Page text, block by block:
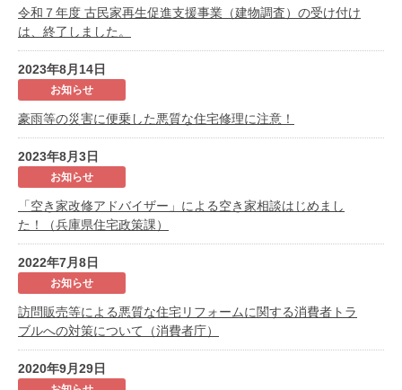
令和７年度 古民家再生促進支援事業（建物調査）の受け付け
は、終了しました。
2023年8月14日
お知らせ
豪雨等の災害に便乗した悪質な住宅修理に注意！
2023年8月3日
お知らせ
「空き家改修アドバイザー」による空き家相談はじめまし
た！（兵庫県住宅政策課）
2022年7月8日
お知らせ
訪問販売等による悪質な住宅リフォームに関する消費者トラ
ブルへの対策について（消費者庁）
2020年9月29日